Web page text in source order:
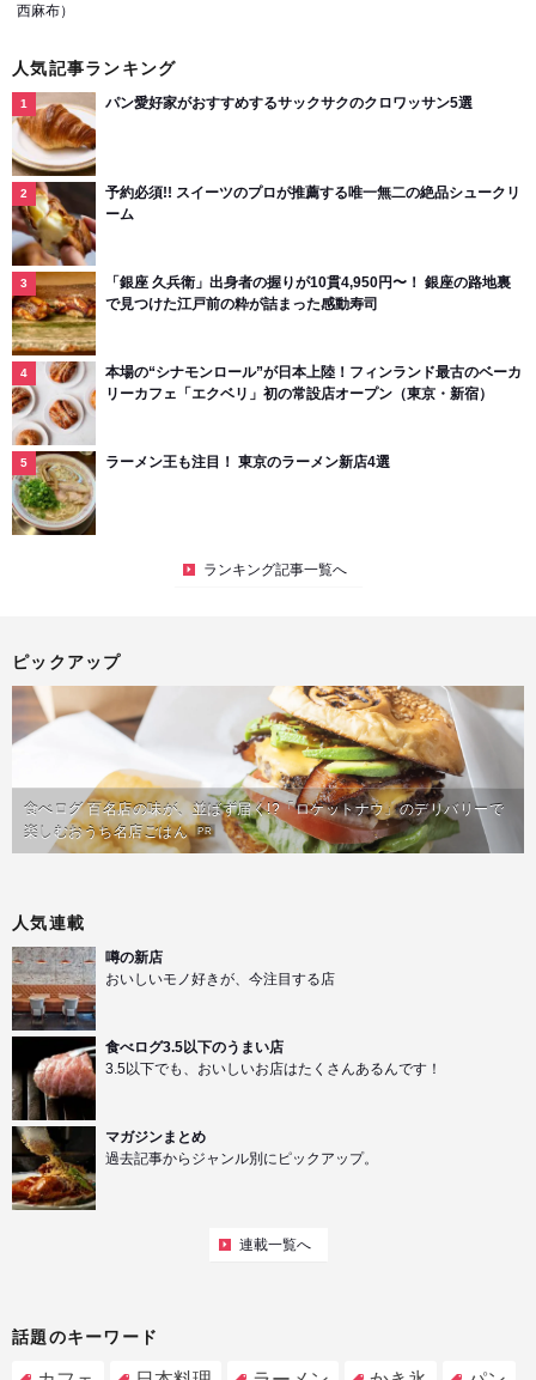
西麻布）
人気記事ランキング
パン愛好家がおすすめするサックサクのクロワッサン5選
予約必須!! スイーツのプロが推薦する唯一無二の絶品シュークリ
ーム
「銀座 久兵衛」出身者の握りが10貫4,950円〜！ 銀座の路地裏
で見つけた江戸前の粋が詰まった感動寿司
本場の“シナモンロール”が日本上陸！フィンランド最古のベーカ
リーカフェ「エクベリ」初の常設店オープン（東京・新宿）
ラーメン王も注目！ 東京のラーメン新店4選
ランキング記事一覧へ
ピックアップ
食べログ 百名店の味が、並ばず届く!?「ロケットナウ」のデリバリーで
楽しむおうち名店ごはん PR
人気連載
噂の新店
おいしいモノ好きが、今注目する店
食べログ3.5以下のうまい店
3.5以下でも、おいしいお店はたくさんあるんです！
マガジンまとめ
過去記事からジャンル別にピックアップ。
連載一覧へ
話題のキーワード